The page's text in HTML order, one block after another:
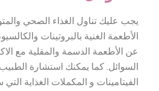
يجب عليك تناول الغذاء الصحي
الأطعمة الغنية بالبروتينات
عن الأطعمة الدسمة والمقلية مع
السوائل. كما يمكنك استشارة
الفيتامينات و المكملات الغذاية